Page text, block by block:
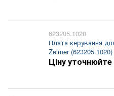
623205.1020
Плата керування
Zelmer (623205.1020)
Ціну уточнюйте